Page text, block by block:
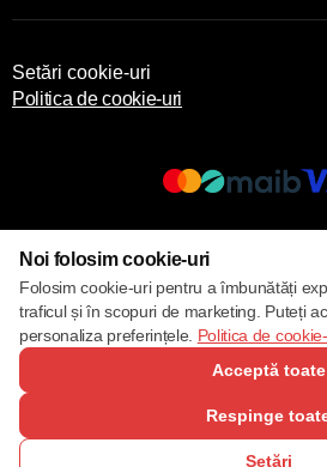
Setări cookie-uri
Politica de cookie-uri
Noi folosim cookie-uri
Folosim cookie-uri pentru a îmbunătăți
traficul și în scopuri de marketing. Puteți
personaliza preferințele. Politica de
Acceptă toate
Respinge
Setări